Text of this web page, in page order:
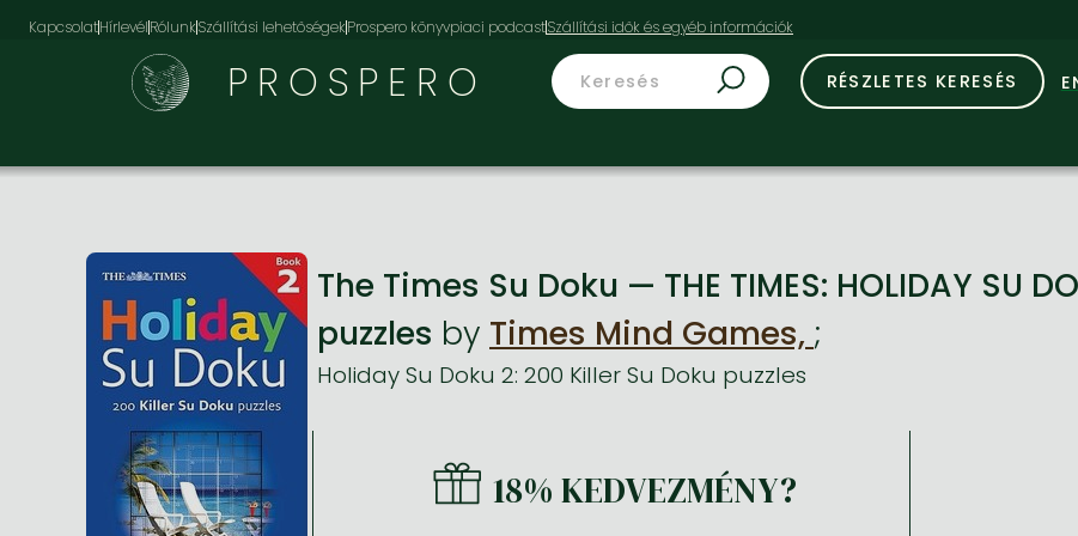
KapcsolatHírlevélRólunkSzállítási lehetőségekProspero könyvpiaci podcast
PROSPERO RÉSZLETES KERESÉS
The Times Su Doku — THE TIMES: HOLIDAY SU
puzzles by Times Mind Games, ;
Holiday Su Doku 2: 200 Killer Su Doku puzzles
18% KEDVEZMÉNY?